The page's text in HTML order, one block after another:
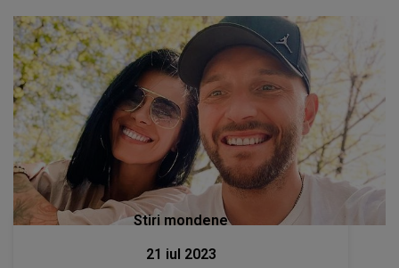
Stiri mondene
21 iul 2023